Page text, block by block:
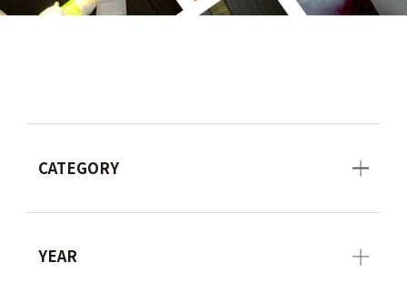
CATEGORY
YEAR